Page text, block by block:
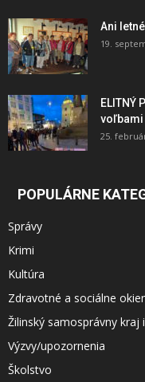
Ani
19.
ELITNÝ
voľbami
25.
POPULÁRNE
Správy
Krimi
Kultúra
Zdravotné a sociálne
Žilinský samosprávny kraj
Výzvy/upozornenia
Školstvo